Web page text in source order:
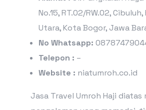
No.15, RT.02/RW.02,
Utara, Kota Bogor, Jawa
No Whatsapp:
Telepon : –
Website : niatumroh.co.id
Jasa Travel Umroh Haji diatas